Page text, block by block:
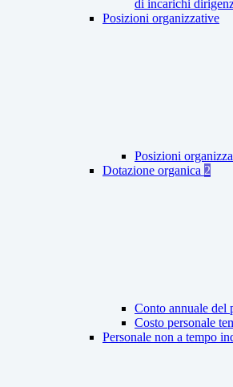
di incarichi
Posizioni organizzative
Posizioni
Dotazione organica 2
Conto annuale del
Costo personale
Personale non a tempo